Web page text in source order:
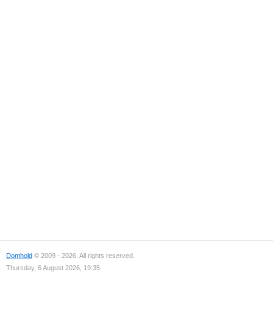
Domhold © 2009 - 2026. All rights reserved.
Thursday, 6 August 2026, 19:35